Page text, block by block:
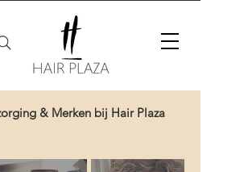
& Merken bij Hair Plaza